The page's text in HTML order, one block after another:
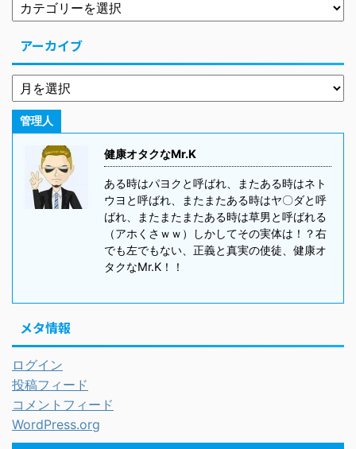
アーカイブ
管理人
健康オタクなMr.K
ある時はパヨクと呼ばれ、またある時はネト
ウヨと呼ばれ、またまたある時はヤ〇ダと呼
ばれ、またまたまたある時は草男と呼ばれる
（アホくさｗｗ）しかしてその実体は！？右
でも左でもない、正義と真実の使徒、健康オ
タクなMr.K！！
メタ情報
ログイン
投稿フィード
コメントフィード
WordPress.org